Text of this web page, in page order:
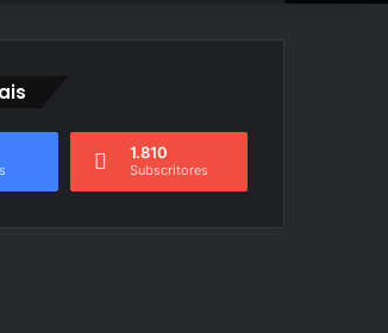
1.810
Subscritores